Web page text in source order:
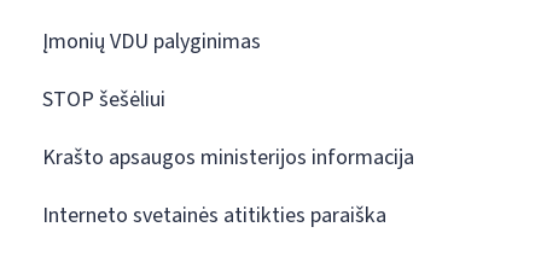
Įmonių VDU palyginimas
STOP šešėliui
Krašto apsaugos ministerijos informacija
Interneto svetainės atitikties paraiška